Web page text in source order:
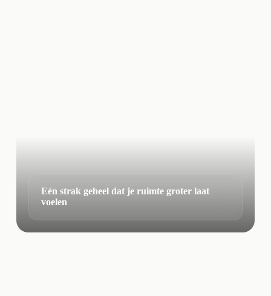
Eén strak geheel dat je ruimte groter laat
voelen